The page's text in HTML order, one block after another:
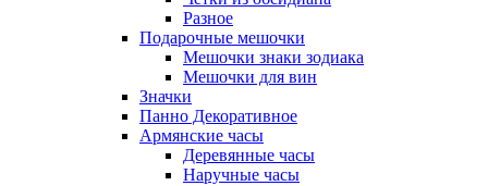
Разное
Подарочные мешочки
Мешочки знаки зодиака
Мешочки для вин
Значки
Панно Декоративное
Армянские часы
Деревянные часы
Наручные часы